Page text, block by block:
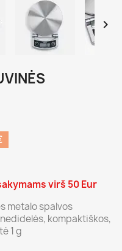

virš 50 Eur
metalo spalvos
kompaktiškos,
1 g